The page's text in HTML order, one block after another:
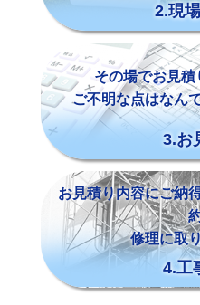
2.現
その場でお見
ご不明な点はなん
3.お
お見積り内容にご納
修理に取
4.工